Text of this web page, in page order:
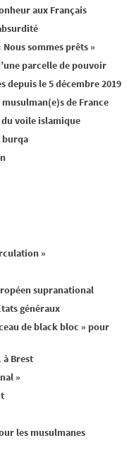
aux Français
sommes prêts »
parcelle de pouvoir
depuis le 5 décembre 2019
musulman(e)s de France
voile islamique
burqa
»
supranational
généraux
de black bloc » pour
Brest
»
les musulmanes